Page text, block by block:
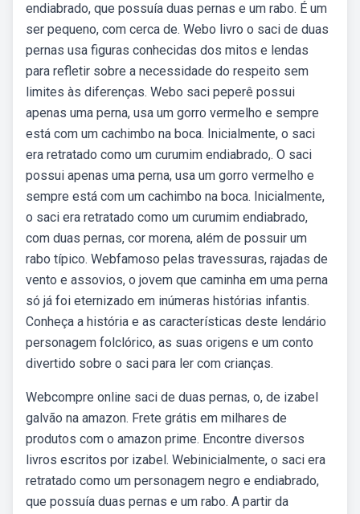
endiabrado, que possuía duas pernas e um rabo. É um
ser pequeno, com cerca de. Webo livro o saci de duas
pernas usa figuras conhecidas dos mitos e lendas
para refletir sobre a necessidade do respeito sem
limites às diferenças. Webo saci peperê possui
apenas uma perna, usa um gorro vermelho e sempre
está com um cachimbo na boca. Inicialmente, o saci
era retratado como um curumim endiabrado,. O saci
possui apenas uma perna, usa um gorro vermelho e
sempre está com um cachimbo na boca. Inicialmente,
o saci era retratado como um curumim endiabrado,
com duas pernas, cor morena, além de possuir um
rabo típico. Webfamoso pelas travessuras, rajadas de
vento e assovios, o jovem que caminha em uma perna
só já foi eternizado em inúmeras histórias infantis.
Conheça a história e as características deste lendário
personagem folclórico, as suas origens e um conto
divertido sobre o saci para ler com crianças.
Webcompre online saci de duas pernas, o, de izabel
galvão na amazon. Frete grátis em milhares de
produtos com o amazon prime. Encontre diversos
livros escritos por izabel. Webinicialmente, o saci era
retratado como um personagem negro e endiabrado,
que possuía duas pernas e um rabo. A partir da